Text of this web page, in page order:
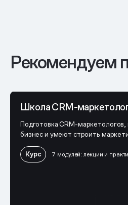
Рекомендуем
Школа CRM-
Подготовка CRM-
бизнес и умеют строить
Курс 7 модулей: лекции и